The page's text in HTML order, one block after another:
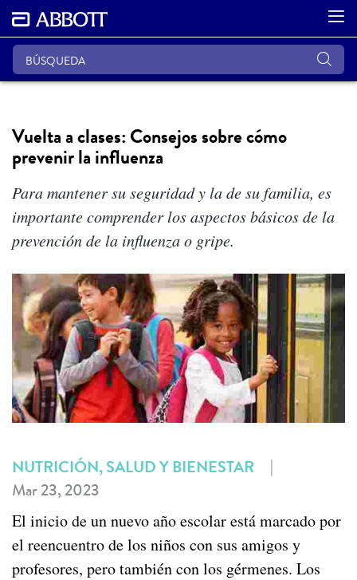
Vuelta a clases: Consejos sobre cómo
prevenir la influenza
Para mantener su seguridad y la de su familia, es
importante comprender los aspectos básicos de la
prevención de la influenza o gripe.
NUTRICIÓN, SALUD Y BIENESTAR
|
Mar 23, 2023
El inicio de un nuevo año escolar está marcado por
el reencuentro de los niños con sus amigos y
profesores, pero también con los gérmenes. Los